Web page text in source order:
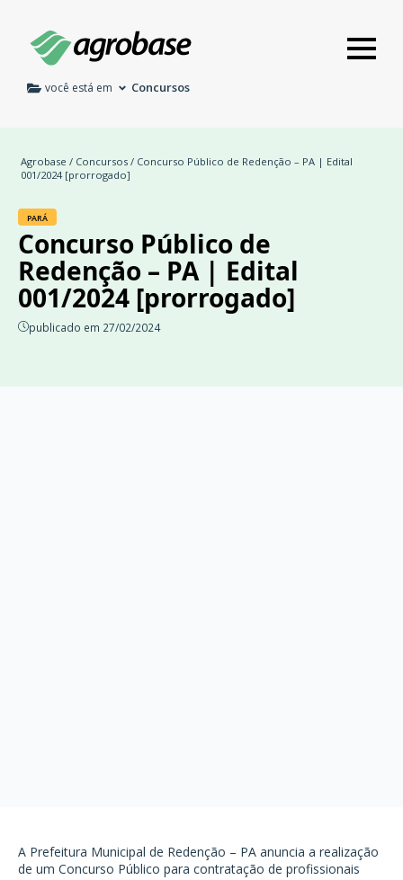
você está em Concursos
Agrobase / Concursos / Concurso Público de Redenção – PA | Edital
001/2024 [prorrogado]
PARÁ
Concurso Público de
Redenção – PA | Edital
001/2024 [prorrogado]
publicado em 27/02/2024
A Prefeitura Municipal de Redenção – PA anuncia a realização
de um Concurso Público para contratação de profissionais